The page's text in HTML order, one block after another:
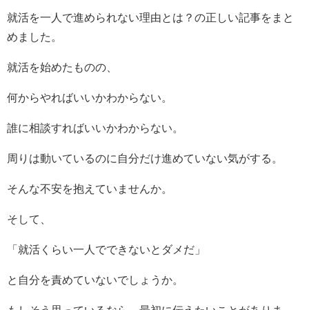
就活を一人で進められない理由とは？の正しい記事をまと
めました。
就活を始めたものの、
何からやればいいかわからない。
誰に相談すればいいかわからない。
周りは動いているのに自分だけ進めていない気がする。
そんな不安を抱えていませんか。
そして、
「就活くらい一人でできないとダメだ」
と自分を責めていないでしょうか。